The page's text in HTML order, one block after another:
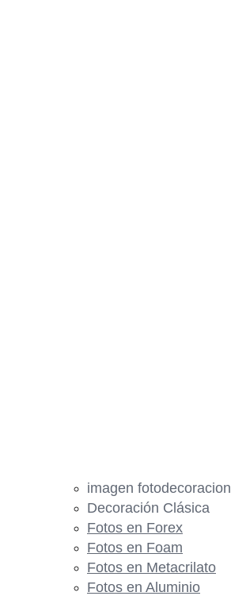
imagen fotodecoracion
Decoración Clásica
Fotos en Forex
Fotos en Foam
Fotos en Metacrilato
Fotos en Aluminio